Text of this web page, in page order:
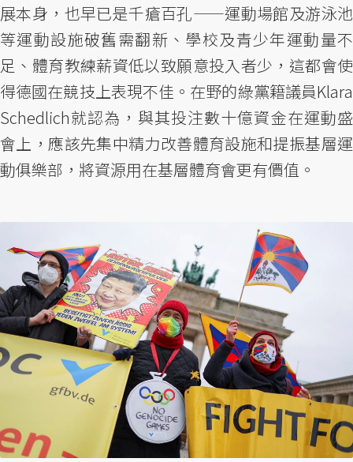
展本身，也早已是千瘡百孔——運動場館及游泳池
等運動設施破舊需翻新、學校及青少年運動量不
足、體育教練薪資低以致願意投入者少，這都會使
得德國在競技上表現不佳。在野的綠黨籍議員Klara
Schedlich就認為，與其投注數十億資金在運動盛
會上，應該先集中精力改善體育設施和提振基層運
動俱樂部，將資源用在基層體育會更有價值。